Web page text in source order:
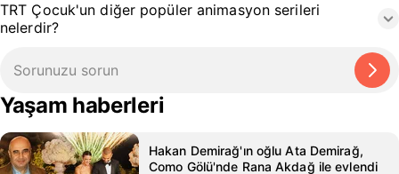
TRT Çocuk'un diğer popüler animasyon serileri
nelerdir?
Yaşam haberleri
Hakan Demirağ'ın oğlu Ata Demirağ,
Como Gölü'nde Rana Akdağ ile evlendi